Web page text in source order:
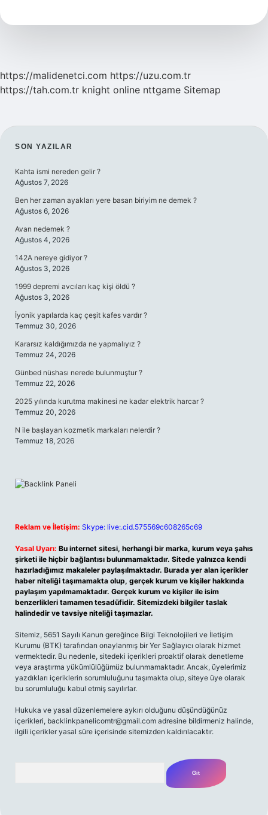
https://malidenetci.com https://uzu.com.tr
https://tah.com.tr knight online nttgame Sitemap
SIDEBAR
SON YAZILAR
Kahta ismi nereden gelir ?
Ağustos 7, 2026
Ben her zaman ayakları yere basan biriyim ne demek ?
Ağustos 6, 2026
Avan nedemek ?
Ağustos 4, 2026
142A nereye gidiyor ?
Ağustos 3, 2026
1999 depremi avcıları kaç kişi öldü ?
Ağustos 3, 2026
İyonik yapılarda kaç çeşit kafes vardır ?
Temmuz 30, 2026
Kararsız kaldığımızda ne yapmalıyız ?
Temmuz 24, 2026
Günbed nüshası nerede bulunmuştur ?
Temmuz 22, 2026
2025 yılında kurutma makinesi ne kadar elektrik harcar ?
Temmuz 20, 2026
N ile başlayan kozmetik markaları nelerdir ?
Temmuz 18, 2026
Reklam ve İletişim: Skype: live:.cid.575569c608265c69
Yasal Uyarı: Bu internet sitesi, herhangi bir marka, kurum veya şahıs
şirketi ile hiçbir bağlantısı bulunmamaktadır. Sitede yalnızca kendi
hazırladığımız makaleler paylaşılmaktadır. Burada yer alan içerikler
haber niteliği taşımamakta olup, gerçek kurum ve kişiler hakkında
paylaşım yapılmamaktadır. Gerçek kurum ve kişiler ile isim
benzerlikleri tamamen tesadüfidir. Sitemizdeki bilgiler taslak
halindedir ve tavsiye niteliği taşımazlar.
Sitemiz, 5651 Sayılı Kanun gereğince Bilgi Teknolojileri ve İletişim
Kurumu (BTK) tarafından onaylanmış bir Yer Sağlayıcı olarak hizmet
vermektedir. Bu nedenle, sitedeki içerikleri proaktif olarak denetleme
veya araştırma yükümlülüğümüz bulunmamaktadır. Ancak, üyelerimiz
yazdıkları içeriklerin sorumluluğunu taşımakta olup, siteye üye olarak
bu sorumluluğu kabul etmiş sayılırlar.
Hukuka ve yasal düzenlemelere aykırı olduğunu düşündüğünüz
içerikleri, backlinkpanelicomtr@gmail.com adresine bildirmeniz halinde,
ilgili içerikler yasal süre içerisinde sitemizden kaldırılacaktır.